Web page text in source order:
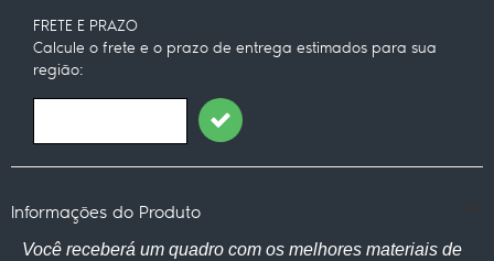
FRETE E PRAZO
Calcule o frete e o prazo de entrega estimados para sua
região:
Informações do Produto
Você receberá um quadro com os melhores materiais de